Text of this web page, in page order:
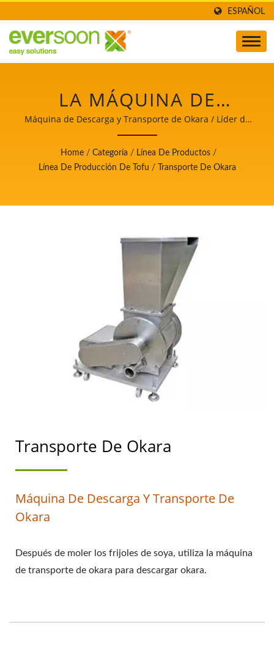
ESPAÑOL
LA MÁQUINA DE
DESCARGA Y
TRANSPORTE DE
OKARA ES UNA DE LAS
DE TOFU. / LÍDER DE LA
MAQUINARIA
AUTOMÁTICA PARA LA
FABRICACIÓN DE TOFU
Y LECHE DE SOYA CON
MÁXIMA PRIORIDAD EN
LA SEGURIDAD
Máquina de Descarga y Transporte de Okara / Líder de
la maquinaria automática para la fabricación de tofu y
leche de soya con máxima prioridad en la seguridad
alimentaria.
Home / Categoría / Línea De Productos /
Línea De Producción De Tofu / Transporte De Okara
Transporte De Okara
Máquina De Descarga Y Transporte De
Okara
Después de moler los frijoles de soya, utiliza la máquina
de transporte de okara para descargar okara.